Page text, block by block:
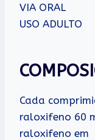
VIA ORAL
USO ADULTO
Cada
raloxifeno 60
raloxifeno em